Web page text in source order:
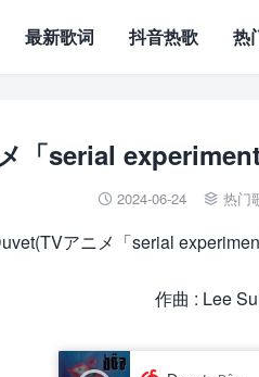
最新歌词 抖音热歌 热
「serial
 2024-06-24  热门
アニメ「serial
作曲 : Lee